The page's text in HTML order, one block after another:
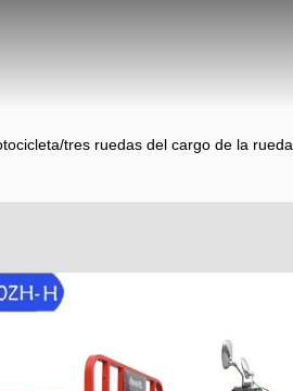
tres ruedas del cargo de la rueda